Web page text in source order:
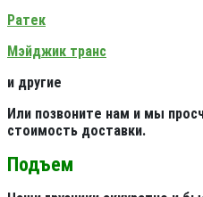
Ратек
Мэйджик транс
и другие
Или позвоните нам и мы
стоимость доставки.
Подъем